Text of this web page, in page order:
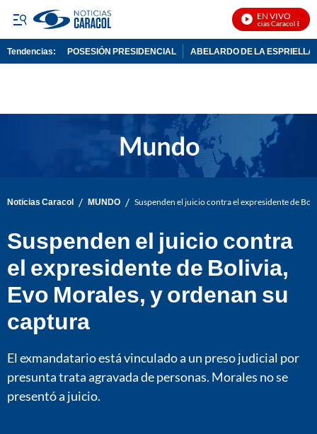
EN VIVO
Noticias Caracol En Vivo
Tendencias: POSESIÓN PRESIDENCIAL ABELARDO DE LA ESPRIELLA
Noticias Caracol / MUNDO / Suspenden el juicio contra el expresidente de
Suspenden el juicio contra
el expresidente de Bolivia,
Evo Morales, y ordenan su
captura
El exmandatario está vinculado a un preso judicial por
presunta trata agravada de personas. Morales no se
presentó a juicio.